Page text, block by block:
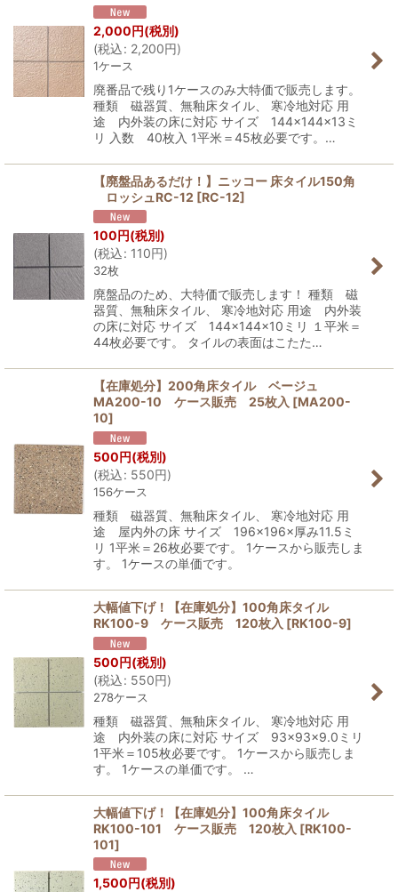
絞り込む
2,000円(税別)
(税込: 2,200円)
1ケース
廃番品で残り1ケースのみ大特価で販売します。
種類 磁器質、無釉床タイル、 寒冷地対応 用
途 内外装の床に対応 サイズ 144×144×13ミ
リ 入数 40枚入 1平米＝45枚必要です。…
【廃盤品あるだけ！】ニッコー 床タイル150角
ロッシュRC-12 [RC-12]
100円(税別)
(税込: 110円)
32枚
廃盤品のため、大特価で販売します！ 種類 磁
器質、無釉床タイル、 寒冷地対応 用途 内外装
の床に対応 サイズ 144×144×10ミリ １平米＝
44枚必要です。 タイルの表面はこたた…
【在庫処分】200角床タイル ベージュ
MA200-10 ケース販売 25枚入 [MA200-
10]
500円(税別)
(税込: 550円)
156ケース
種類 磁器質、無釉床タイル、 寒冷地対応 用
途 屋内外の床 サイズ 196×196×厚み11.5ミ
リ 1平米＝26枚必要です。 1ケースから販売しま
す。 1ケースの単価です。
大幅値下げ！【在庫処分】100角床タイル
RK100-9 ケース販売 120枚入 [RK100-9]
500円(税別)
(税込: 550円)
278ケース
種類 磁器質、無釉床タイル、 寒冷地対応 用
途 内外装の床に対応 サイズ 93×93×9.0ミリ
1平米＝105枚必要です。 1ケースから販売しま
す。 1ケースの単価です。 …
大幅値下げ！【在庫処分】100角床タイル
RK100-101 ケース販売 120枚入 [RK100-
101]
1,500円(税別)